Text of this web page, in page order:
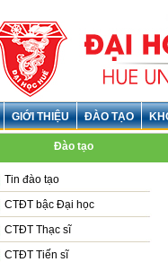
GIỚI THIỆU ĐÀO TẠO
Đào tạo
Tin đào tạo
CTĐT bậc Đại học
CTĐT Thạc sĩ
CTĐT Tiến sĩ